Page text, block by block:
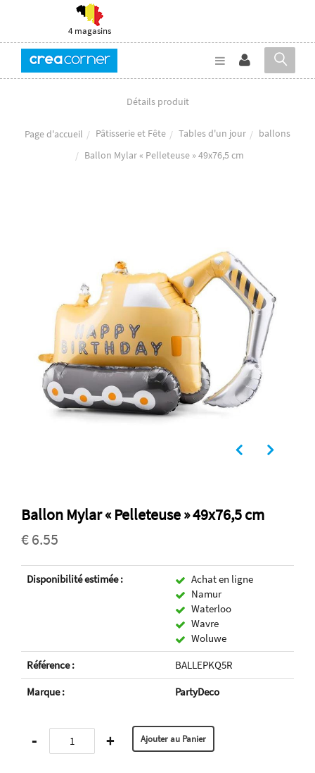
4 magasins
Détails produit
Page d'accueil Pâtisserie et Fête Tables d'un jour
ballons
Ballon Mylar « Pelleteuse » 49x76,5 cm
Ballon Mylar « Pelleteuse » 49x76,5 cm
€ 6.55
Disponibilité estimée :
Achat en ligne
Namur
Waterloo
Wavre
Woluwe
Référence :
BALLEPKQ5R
Marque :
PartyDeco
- +